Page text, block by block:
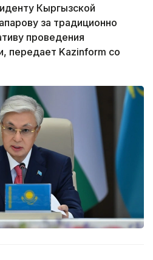
Кыргызской
за традиционно
проведения
передает Kazinform со